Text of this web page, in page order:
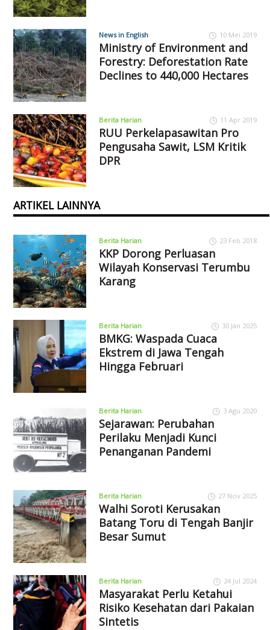
News in English 10 Mei 2019
Ministry of Environment and
Forestry: Deforestation Rate
Declines to 440,000 Hectares
Berita Harian 11 Apr 2019
RUU Perkelapasawitan Pro
Pengusaha Sawit, LSM Kritik
DPR
ARTIKEL LAINNYA
Berita Harian 23 Feb 2018
KKP Dorong Perluasan
Wilayah Konservasi Terumbu
Karang
Berita Harian 30 Jan 2025
BMKG: Waspada Cuaca
Ekstrem di Jawa Tengah
Hingga Februari
Berita Harian 3 Agu 2020
Sejarawan: Perubahan
Perilaku Menjadi Kunci
Penanganan Pandemi
Berita Harian 27 Nov 2025
Walhi Soroti Kerusakan
Batang Toru di Tengah Banjir
Besar Sumut
Berita Harian 24 Jul 2024
Masyarakat Perlu Ketahui
Risiko Kesehatan dari Pakaian
Sintetis